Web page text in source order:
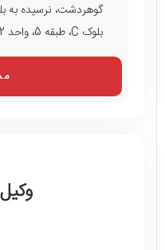
گوهردشت، نرسیده به
بلوک C، طبقه 5، واحد 12